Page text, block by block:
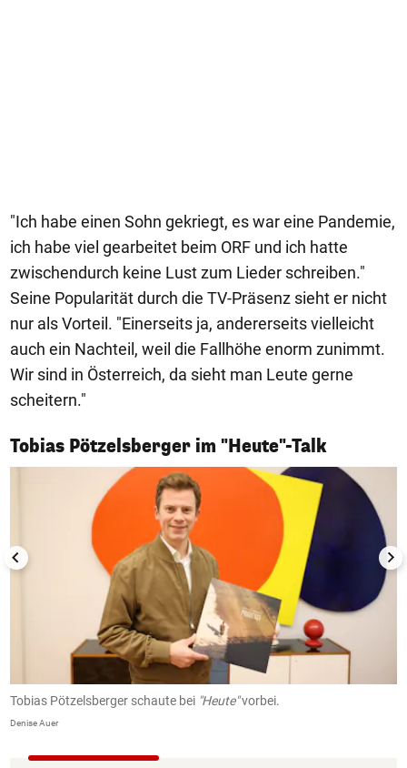
"Ich habe einen Sohn gekriegt, es war eine Pandemie,
ich habe viel gearbeitet beim ORF und ich hatte
zwischendurch keine Lust zum Lieder schreiben."
Seine Popularität durch die TV-Präsenz sieht er nicht
nur als Vorteil. "Einerseits ja, andererseits vielleicht
auch ein Nachteil, weil die Fallhöhe enorm zunimmt.
Wir sind in Österreich, da sieht man Leute gerne
scheitern."
Tobias Pötzelsberger im "Heute"-Talk
1/5
Tobias Pötzelsberger schaute bei "Heute"vorbei.
Denise Auer